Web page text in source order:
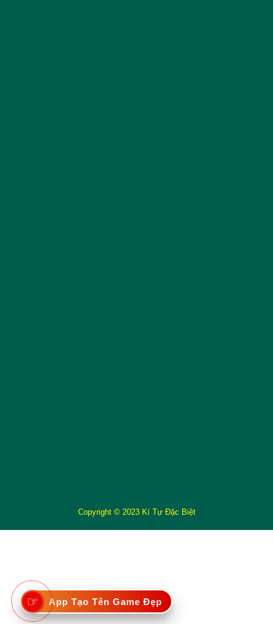
Copyright © 2023 Kí Tự Đặc Biệt
☞ App Tạo Tên Game Đẹp